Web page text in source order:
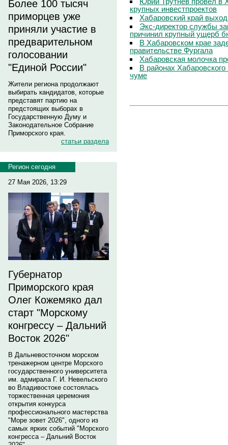
Более 100 тысяч
приморцев уже
приняли участие в
предварительном
голосовании
"Единой России"
Жители региона продолжают
выбирать кандидатов, которые
представят партию на
предстоящих выборах в
Государственную Думу и
Законодательное Собрание
Приморского края.
статьи раздела
Регион сегодня
27 Мая 2026, 13:29
Губернатор
Приморского края
Олег Кожемяко дал
старт "Морскому
конгрессу – Дальний
Восток 2026"
В Дальневосточном морском
тренажерном центре Морского
государственного университета
им. адмирала Г. И. Невельского
во Владивостоке состоялась
торжественная церемония
открытия конкурса
профессионального мастерства
"Море зовет 2026", одного из
самых ярких событий "Морского
конгресса – Дальний Восток
крупных инвестпроектов
Хабаровский край
Экс-директор службы
причинил крупный ущерб
В Хабаровском крае
правительстве Фургала
Хабаровская молочка
В районах
чуме